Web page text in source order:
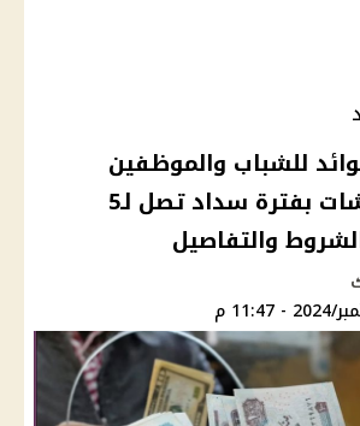
للشباب والموظفين
وأصحاب المعاشات بفترة سداد تصل لـ5
والتفاصيل